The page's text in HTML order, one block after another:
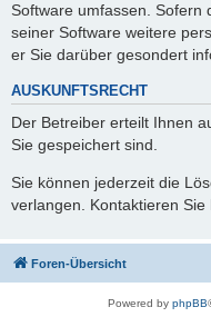
Software umfassen. Sofern
seiner Software weitere
er Sie darüber gesondert
AUSKUNFTSRECHT
Der Betreiber erteilt Ihnen
Sie gespeichert sind.
Sie können jederzeit die
verlangen. Kontaktieren
Foren-Übersicht
Powered by phpBB